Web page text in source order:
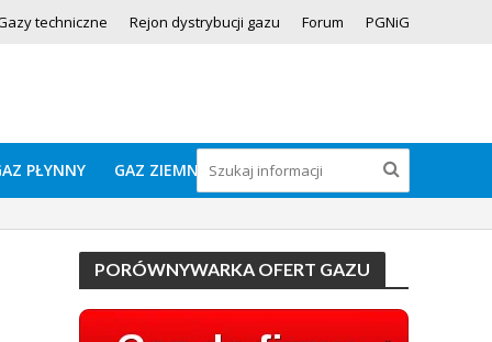
techniczne Rejon dystrybucji gazu Forum PGNiG
PŁYNNY GAZ ZIEMNY
PORÓWNYWARKA OFERT GAZU